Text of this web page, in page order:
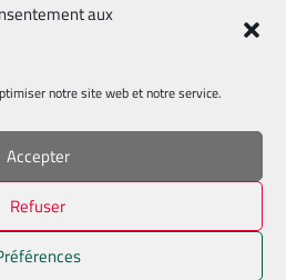
aux
notre site web et notre service.
Accepter
Refuser
2021-2024 –
de confidentialités